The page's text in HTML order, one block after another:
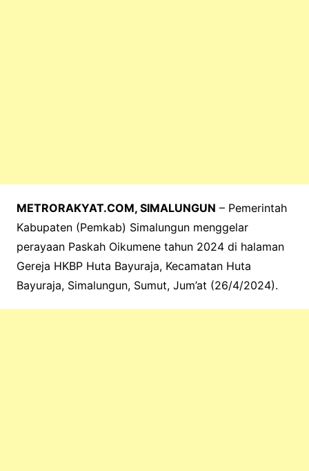
METRORAKYAT.COM, SIMALUNGUN – Pemerintah
Kabupaten (Pemkab) Simalungun menggelar
perayaan Paskah Oikumene tahun 2024 di halaman
Gereja HKBP Huta Bayuraja, Kecamatan Huta
Bayuraja, Simalungun, Sumut, Jum’at (26/4/2024).